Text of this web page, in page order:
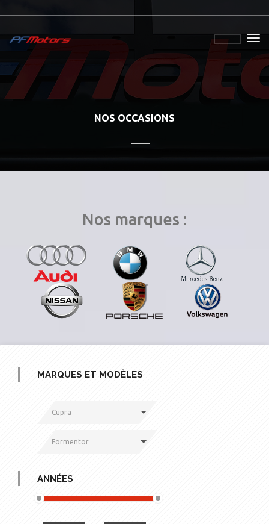
NOS OCCASIONS
Nos marques :
MARQUES ET MODÈLES
Cupra
Formentor
ANNÉES